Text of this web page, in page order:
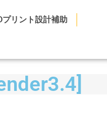
プリント設計補助